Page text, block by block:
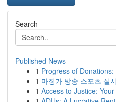
Search
Published News
1 Progress of
1 마징가 방송 스포츠 실
1 Access to Justice: